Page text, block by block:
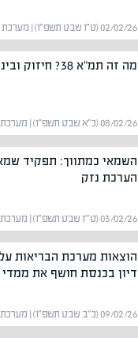
02/02/26 (ט״ו שבט תשפ״ו) | מערכת אפיק
מה זה תמ"א 38? חיזוק ובינוי מחדש
08/02/26 (כ״א שבט תשפ״ו) | מערכת אפיק
השמאי כמתווך: תפקיד
הערכת נזק
03/02/26 (ט״ז שבט תשפ״ו) | מערכת אפיק
הוצאות מערכת הבריאות
דיון בכנסת חושף את
09/02/26 (כ״ב שבט תשפ״ו) | מערכת אפיק